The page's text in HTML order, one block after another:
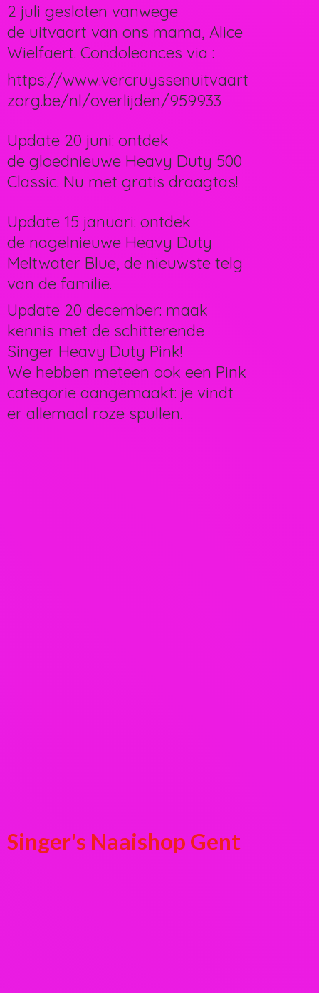
Singer's Naaishop Gent
2 juli gesloten vanwege
de uitvaart van ons mama, Alice
Wielfaert. Condoleances via :
https://www.vercruyssenuitvaart
zorg.be/nl/overlijden/959933
Update 20 juni: ontdek
de gloednieuwe Heavy Duty 500
Classic. Nu met gratis draagtas!
Update 15 januari: ontdek
de nagelnieuwe Heavy Duty
Meltwater Blue, de nieuwste telg
van de familie.
Update 20 december: maak
kennis met de schitterende
Singer Heavy Duty Pink!
We hebben meteen ook een Pink
categorie aangemaakt: je vindt
er allemaal roze spullen.